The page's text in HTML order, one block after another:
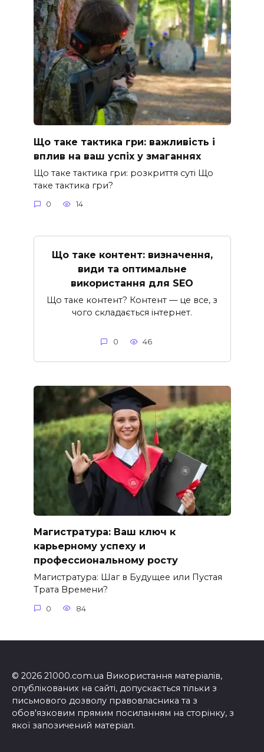
Що таке тактика гри: важливість і
вплив на ваш успіх у змаганнях
Що таке тактика гри: розкриття суті Що
таке тактика гри?
0 14
Що таке контент: визначення,
види та оптимальне
використання для SEO
Що таке контент? Контент — це все, з
чого складається інтернет.
0 46
Магистратура: Ваш ключ к
карьерному успеху и
профессиональному росту
Магистратура: Шаг в Будущее или Пустая
Трата Времени?
0 84
© 2026 21000.com.ua Використання матеріалів,
опублікованих на сайті, допускається тільки з
письмового дозволу правовласника та з
обов'язковим прямим посиланням на сторінку, з
якої запозичений матеріал.